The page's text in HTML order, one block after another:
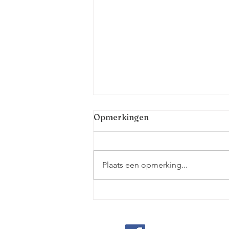
Opmerkingen
Plaats een opmerking...